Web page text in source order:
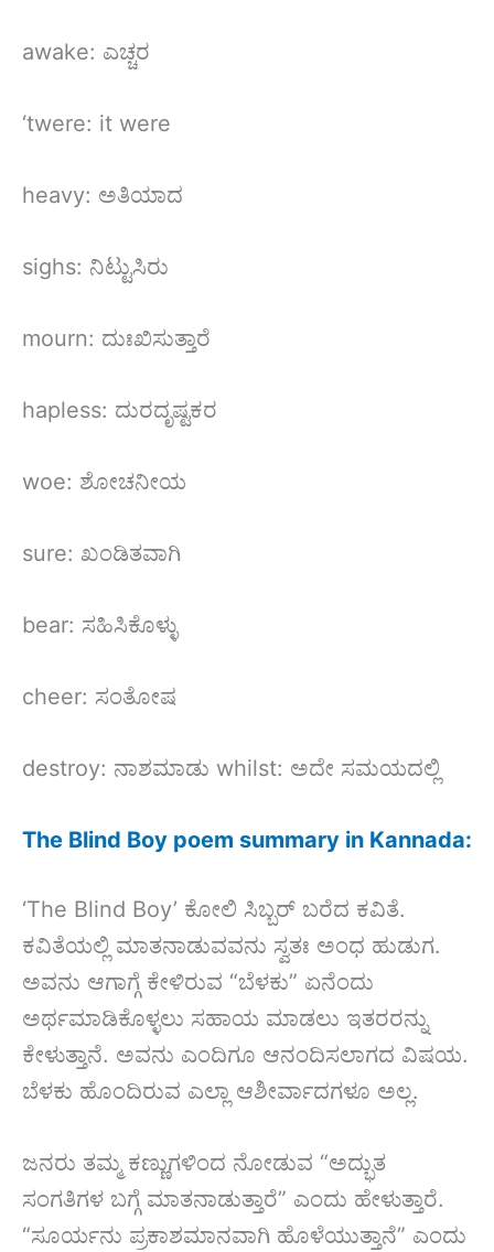
awake: ಎಚ್ಚರ
‘twere: it were
heavy: ಅತಿಯಾದ
sighs: ನಿಟ್ಟುಸಿರು
mourn: ದುಃಖಿಸುತ್ತಾರೆ
hapless: ದುರದೃಷ್ಟಕರ
woe: ಶೋಚನೀಯ
sure: ಖಂಡಿತವಾಗಿ
bear: ಸಹಿಸಿಕೊಳ್ಳು
cheer: ಸಂತೋಷ
destroy: ನಾಶಮಾಡು whilst: ಅದೇ ಸಮಯದಲ್ಲಿ
The Blind Boy poem summary in Kannada:
‘The Blind Boy’ ಕೋಲಿ ಸಿಬ್ಬರ್ ಬರೆದ ಕವಿತೆ.
ಕವಿತೆಯಲ್ಲಿ ಮಾತನಾಡುವವನು ಸ್ವತಃ ಅಂಧ ಹುಡುಗ.
ಅವನು ಆಗಾಗ್ಗೆ ಕೇಳಿರುವ “ಬೆಳಕು” ಏನೆಂದು
ಅರ್ಥಮಾಡಿಕೊಳ್ಳಲು ಸಹಾಯ ಮಾಡಲು ಇತರರನ್ನು
ಕೇಳುತ್ತಾನೆ. ಅವನು ಎಂದಿಗೂ ಆನಂದಿಸಲಾಗದ ವಿಷಯ.
ಬೆಳಕು ಹೊಂದಿರುವ ಎಲ್ಲಾ ಆಶೀರ್ವಾದಗಳೂ ಅಲ್ಲ.
ಜನರು ತಮ್ಮ ಕಣ್ಣುಗಳಿಂದ ನೋಡುವ “ಅದ್ಭುತ
ಸಂಗತಿಗಳ ಬಗ್ಗೆ ಮಾತನಾಡುತ್ತಾರೆ” ಎಂದು ಹೇಳುತ್ತಾರೆ.
“ಸೂರ್ಯನು ಪ್ರಕಾಶಮಾನವಾಗಿ ಹೊಳೆಯುತ್ತಾನೆ” ಎಂದು